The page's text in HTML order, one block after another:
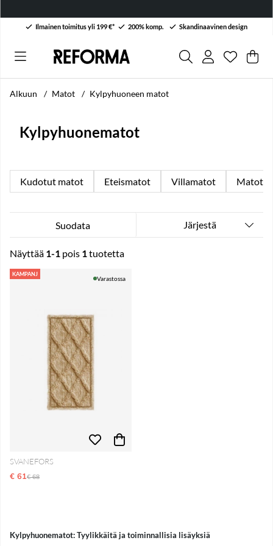
Ilmainen toimitus yli 199 €* 200% komp. Skandinaavinen design
Toivelista
. .
Alkuun Matot Kylpyhuoneen matot
Kylpyhuonematot
Kudotut matot Eteismatot Villamatot Matot
Suodata Järjestä
Näyttää 1-1 pois 1tuotetta
Tuotteet
KAMPANJ
Varastossa
SVANEFORS
€ 61Normaali hinta
€ 68
Kylpyhuonematot: Tyylikkäitä ja toiminnallisia lisäyksiä